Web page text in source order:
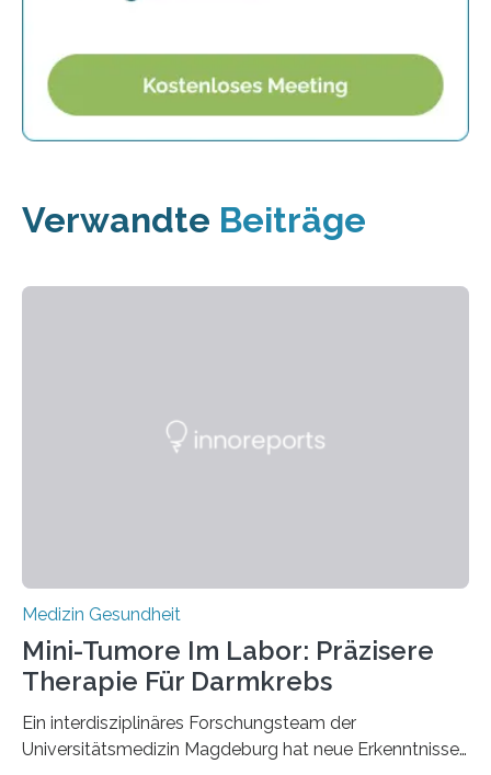
Verwandte Beiträge
Medizin Gesundheit
Mini-Tumore Im Labor: Präzisere
Therapie Für Darmkrebs
Ein interdisziplinäres Forschungsteam der
Universitätsmedizin Magdeburg hat neue Erkenntnisse